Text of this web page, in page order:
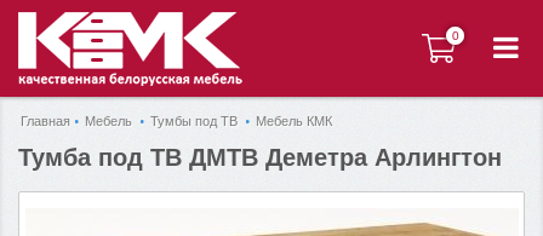
0
0
Главная Мебель Тумбы под ТВ Мебель КМК
Тумба под ТВ ДМТВ Деметра Арлингтон